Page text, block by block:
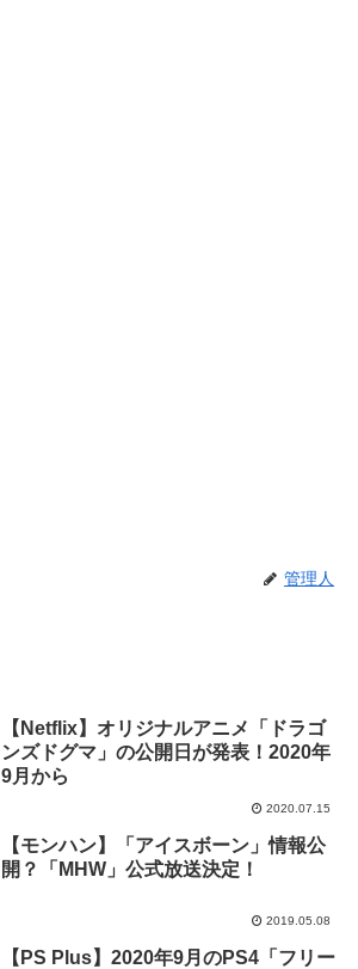
管理人
【Netflix】オリジナルアニメ「ドラゴ
ンズドグマ」の公開日が発表！2020年
9月から
2020.07.15
【モンハン】「アイスボーン」情報公
開？「MHW」公式放送決定！
2019.05.08
【PS Plus】2020年9月のPS4「フリー